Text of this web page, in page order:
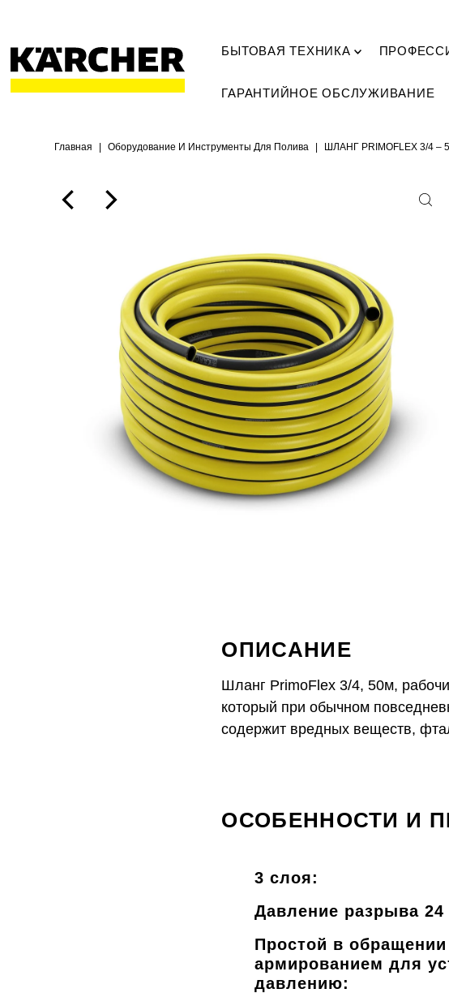
БЫТОВАЯ ТЕХНИКА
ГАРАНТИЙНОЕ ОБСЛУЖИВАНИЕ
Главная | Оборудование И Инструменты Для Полива | ШЛАНГ PRIMOFLEX 3/4
ОПИСАНИЕ
Шланг PrimoFlex 3/4, 50м,
который при обычном
содержит вредных веществ,
ОСОБЕННОСТИ И
3 слоя:
Давление разрыва 24
Простой в
армированием для
давлению: